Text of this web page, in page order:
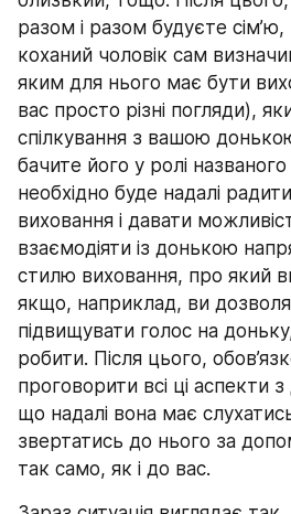
разом і разом будуєте
коханий чоловік сам
яким для нього має бути
вас просто різні погляди),
спілкування з вашою
бачите його у ролі
необхідно буде надалі
виховання і давати
взаємодіяти із донькою
стилю виховання, про який
якщо, наприклад, ви
підвищувати голос на
робити. Після цього,
проговорити всі ці аспекти
що надалі вона має
звертатись до нього за
так само, як і до вас.